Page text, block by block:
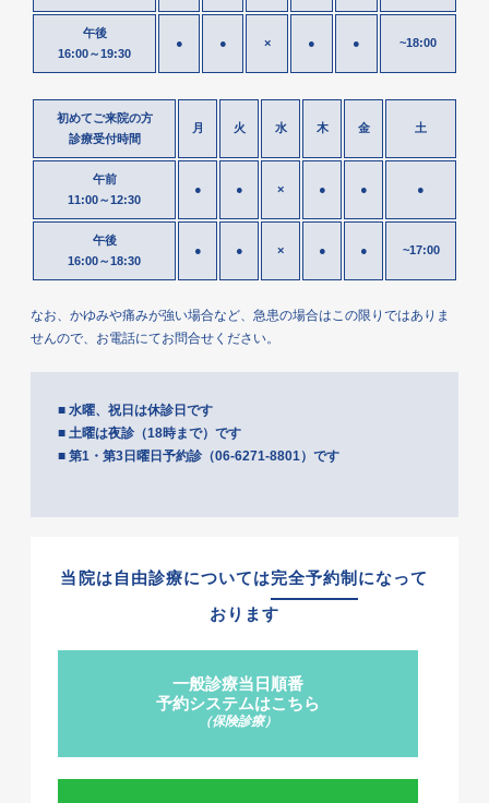
午後
16:00～19:30
● ● × ● ● ~18:00
初めてご来院の方
診療受付時間
月 火 水 木 金 土
午前
11:00～12:30
● ● × ● ● ●
午後
16:00～18:30
● ● × ● ● ~17:00
なお、かゆみや痛みが強い場合など、急患の場合はこの限りではありま
せんので、 お電話にてお問合せください。
■ 水曜、祝日は休診日です
■ 土曜は夜診（18時まで）です
■ 第1・第3日曜日予約診（06-6271-8801）です
当院は自由診療については完全予約制 になって
おります
一般診療当日順番
予約システムはこちら
（保険診療）